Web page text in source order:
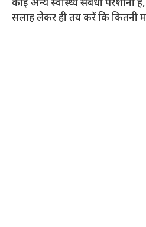
कोई अन्य स्वास्थ्य संबंधी परेशानी
सलाह लेकर ही तय करें कि कितनी